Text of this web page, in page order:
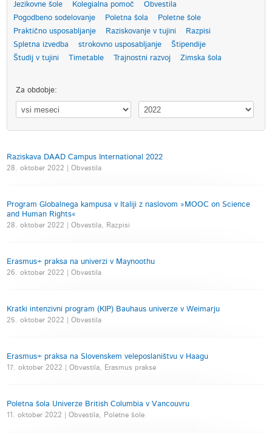
Jezikovne šole
Kolegialna pomoč
Obvestila
Pogodbeno sodelovanje
Poletna šola
Poletne šole
Praktično usposabljanje
Raziskovanje v tujini
Razpisi
Spletna izvedba
strokovno usposabljanje
Štipendije
Študij v tujini
Timetable Trajnostni razvoj Zimska šola
Za obdobje:
Raziskava DAAD Campus International 2022
28. oktober 2022 | Obvestila
Program Globalnega kampusa v Italiji z naslovom »MOOC on Science
and Human Rights«
28. oktober 2022 | Obvestila, Razpisi
Erasmus+ praksa na univerzi v Maynoothu
26. oktober 2022 | Obvestila
Kratki intenzivni program (KIP) Bauhaus univerze v Weimarju
25. oktober 2022 | Obvestila
Erasmus+ praksa na Slovenskem veleposlaništvu v Haagu
17. oktober 2022 | Obvestila, Erasmus prakse
Poletna šola Univerze British Columbia v Vancouvru
11. oktober 2022 | Obvestila, Poletne šole